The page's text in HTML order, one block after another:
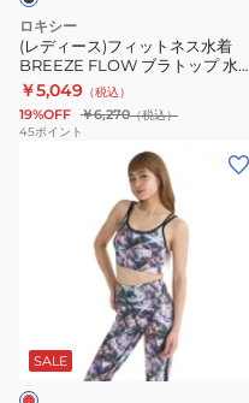
両
用
26SPRBR261517BLK
ネ
ス
水
着
BREEZE
陸
両
ロキシー
(レディース)フィットネス水着
BREEZE FLOW ブラトップ 水陸
両用 26SU RBR262564 BLK
￥5,049 （税込）
19%OFF ￥6,270（税込）
45ポイント
ッ
ト
SALE
グ
リ
ー
ン